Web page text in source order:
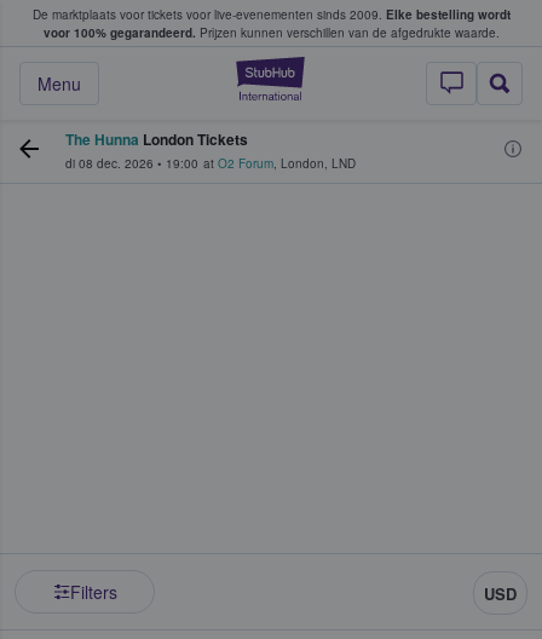
De marktplaats voor tickets voor live-evenementen sinds 2009. Elke bestelling wordt
voor 100% gegarandeerd. Prijzen kunnen verschillen van de afgedrukte waarde.
StubHub: waar
Menu
tickets kopen en verkopen
The Hunna London Tickets
di 08 dec. 2026 • 19:00 at O2 Forum, London, LND
Filters USD